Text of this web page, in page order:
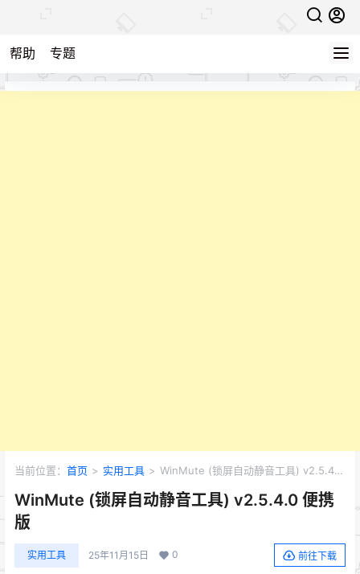
帮助 专题
当前位置： 首页 > 实用工具 > WinMute (锁屏自动静音工具) v2.5.4.0
WinMute (锁屏自动静音工具) v2.5.4.0 便携
版
实用工具 25年11月15日 0 前往下载